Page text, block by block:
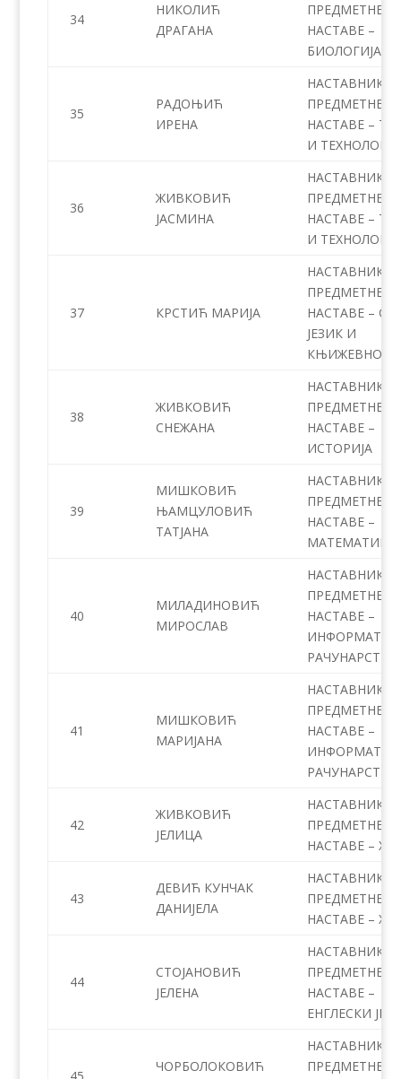
34
НИКОЛИЋ
ДРАГАНА
ПРЕДМЕТНЕ
НАСТАВЕ –
БИОЛОГИЈА
35
РАДОЊИЋ
ИРЕНА
НАСТАВНИК
ПРЕДМЕТНЕ
НАСТАВЕ –
И
36
ЖИВКОВИЋ
ЈАСМИНА
НАСТАВНИК
ПРЕДМЕТНЕ
НАСТАВЕ –
И
37 КРСТИЋ МАРИЈА
НАСТАВНИК
ПРЕДМЕТНЕ
НАСТАВЕ –
ЈЕЗИК И
КЊИЖЕВНОСТ
38
ЖИВКОВИЋ
СНЕЖАНА
НАСТАВНИК
ПРЕДМЕТНЕ
НАСТАВЕ –
ИСТОРИЈА
39
МИШКОВИЋ
ЊАМЦУЛОВИЋ
ТАТЈАНА
НАСТАВНИК
ПРЕДМЕТНЕ
НАСТАВЕ –
МАТЕМАТИКА
40
МИЛАДИНОВИЋ
МИРОСЛАВ
НАСТАВНИК
ПРЕДМЕТНЕ
НАСТАВЕ –
РАЧУНАРСТВО
41
МИШКОВИЋ
МАРИЈАНА
НАСТАВНИК
ПРЕДМЕТНЕ
НАСТАВЕ –
РАЧУНАРСТВО
42
ЖИВКОВИЋ
ЈЕЛИЦА
НАСТАВНИК
ПРЕДМЕТНЕ
НАСТАВЕ –
43
ДЕВИЋ КУНЧАК
ДАНИЈЕЛА
НАСТАВНИК
ПРЕДМЕТНЕ
НАСТАВЕ –
44
СТОЈАНОВИЋ
ЈЕЛЕНА
НАСТАВНИК
ПРЕДМЕТНЕ
НАСТАВЕ –
ЕНГЛЕСКИ
ЧОРБОЛОКОВИЋ
НАСТАВНИК
ПРЕДМЕТНЕ